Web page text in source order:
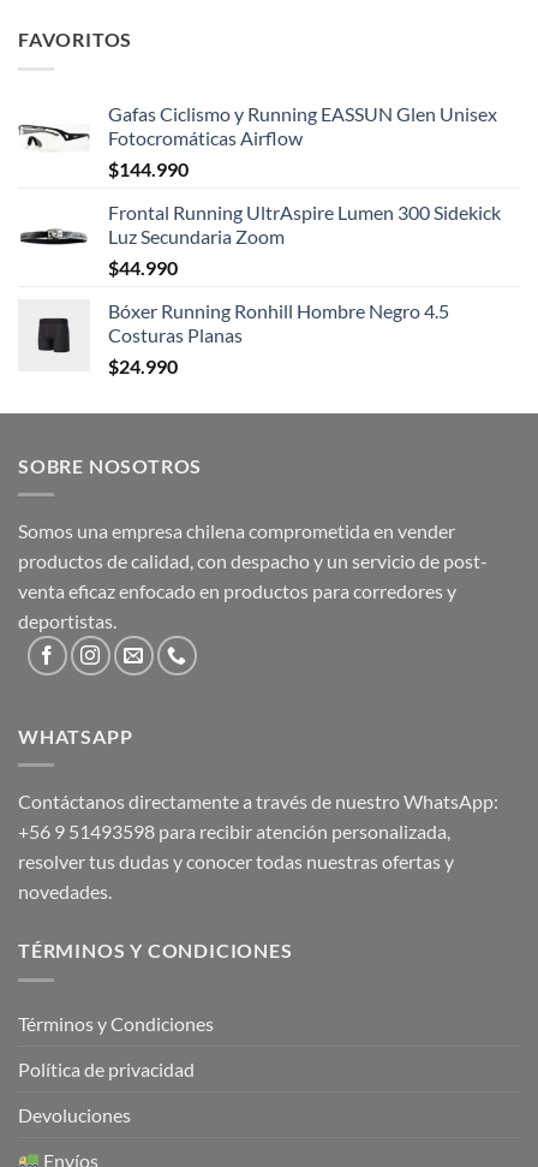
FAVORITOS
Gafas Ciclismo y Running EASSUN Glen Unisex
Fotocromáticas Airflow
$144.990
Frontal Running UltrAspire Lumen 300 Sidekick
Luz Secundaria Zoom
$44.990
Bóxer Running Ronhill Hombre Negro 4.5
Costuras Planas
$24.990
SOBRE NOSOTROS
Somos una empresa chilena comprometida en vender
productos de calidad, con despacho y un servicio de post-
venta eficaz enfocado en productos para corredores y
deportistas.
WHATSAPP
Contáctanos directamente a través de nuestro WhatsApp:
+56 9 51493598 para recibir atención personalizada,
resolver tus dudas y conocer todas nuestras ofertas y
novedades.
TÉRMINOS Y CONDICIONES
Términos y Condiciones
Política de privacidad
Devoluciones
Envíos